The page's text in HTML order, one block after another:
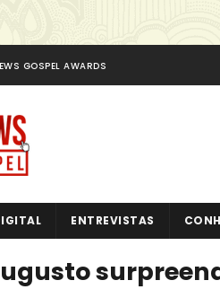
GOSPEL AWARDS
ENTREVISTAS